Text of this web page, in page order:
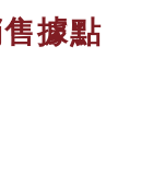
據點